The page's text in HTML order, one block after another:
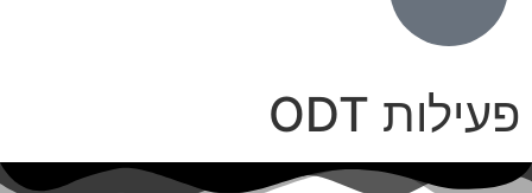
פעילות ODT